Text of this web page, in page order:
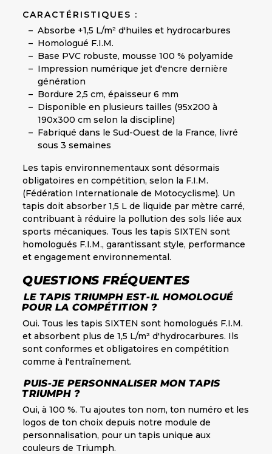
CARACTÉRISTIQUES :
Absorbe +1,5 L/m² d'huiles et hydrocarbures
Homologué F.I.M.
Base PVC robuste, mousse 100 % polyamide
Impression numérique jet d'encre dernière
génération
Bordure 2,5 cm, épaisseur 6 mm
Disponible en plusieurs tailles (95x200 à
190x300 cm selon la discipline)
Fabriqué dans le Sud-Ouest de la France, livré
sous 3 semaines
Les tapis environnementaux sont désormais
obligatoires en compétition, selon la F.I.M.
(Fédération Internationale de Motocyclisme). Un
tapis doit absorber 1,5 L de liquide par mètre carré,
contribuant à réduire la pollution des sols liée aux
sports mécaniques. Tous les tapis SIXTEN sont
homologués F.I.M., garantissant style, performance
et engagement environnemental.
QUESTIONS FRÉQUENTES
LE TAPIS TRIUMPH EST-IL HOMOLOGUÉ
POUR LA COMPÉTITION ?
Oui. Tous les tapis SIXTEN sont homologués F.I.M.
et absorbent plus de 1,5 L/m² d'hydrocarbures. Ils
sont conformes et obligatoires en compétition
comme à l'entraînement.
PUIS-JE PERSONNALISER MON TAPIS
TRIUMPH ?
Oui, à 100 %. Tu ajoutes ton nom, ton numéro et les
logos de ton choix depuis notre module de
personnalisation, pour un tapis unique aux
couleurs de Triumph.